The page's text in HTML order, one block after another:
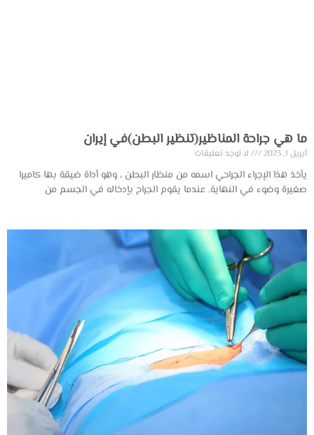
ما هي جراحة المناظير(تنظير البطن)في إيران
أبريل 1, 2023 لا توجد تعليقات
يأخذ هذا الإجراء الجراحي اسمه من منظار البطن ، وهو أداة ضيقة بها كاميرا
صغيرة وضوء في النهاية. عندما يقوم الجراح بإدخاله في الجسم من